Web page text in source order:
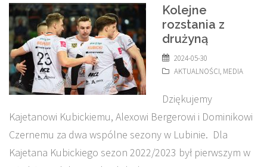
Kolejne
rozstania z
drużyną
2024-05-30
AKTUALNOŚCI, MEDIA
Dziękujemy
Kajetanowi Kubickiemu, Alexowi Bergerowi i Dominikowi
Czernemu za dwa wspólne sezony w Lubinie. Dla
Kajetana Kubickiego sezon 2022/2023 był pierwszym w